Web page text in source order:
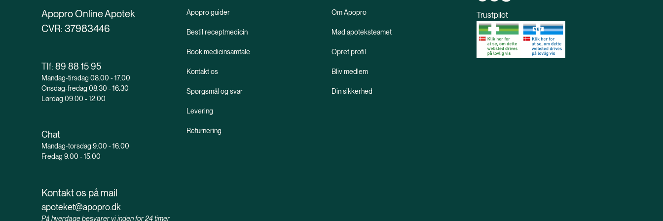
Apopro Online Apotek
CVR: 37983446
Tlf: 89 88 15 95
Mandag-tirsdag 08.00 - 17.00
Onsdag-fredag 08.30 - 16.30
Lørdag 09.00 - 12.00
Chat
Mandag-torsdag 9.00 - 16.00
Fredag 9.00 - 15.00
Kontakt os på mail
apoteket@apopro.dk
På hverdage besvarer vi inden for 24 timer
Apopro guider
Bestil receptmedicin
Book medicinsamtale
Kontakt os
Spørgsmål og svar
Levering
Returnering
Om Apopro
Mød apoteksteamet
Opret profil
Bliv medlem
Din sikkerhed
Trustpilot